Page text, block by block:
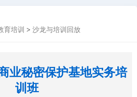
育培训 > 沙龙与培训回放
业秘密保护基地实务培
训班